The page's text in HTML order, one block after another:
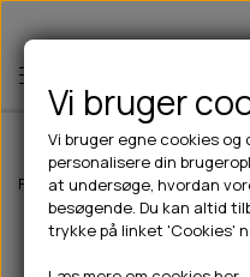
TIL
Forside Til hunde
Vi bruger
Vi bruger egne cookies
personalisere din
at undersøge, hvordan
besøgende. Du kan altid
trykke på linket 'Cookies'